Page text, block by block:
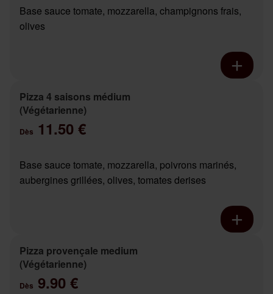
Base sauce tomate, mozzarella, champignons frais,
olives
Pizza 4 saisons médium
(Végétarienne)
Dès 11.50 €
Base sauce tomate, mozzarella, poivrons marinés,
aubergines grillées, olives, tomates derises
Pizza provençale medium
(Végétarienne)
Dès 9.90 €